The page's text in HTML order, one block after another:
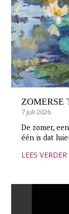
ZOMERSE
7 juli 2026
De zomer,
één is dat
LEES VERDER